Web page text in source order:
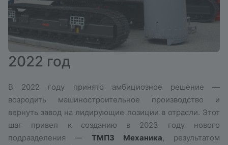
2022 год
В 2022 году принято амбициозное решение —
возродить машиностроительное производство и
вернуть завод на лидирующие позиции в отрасли. Этот
шаг привел к созданию в 2023 году нового
подразделения — ТМПЗ Механика, результатом